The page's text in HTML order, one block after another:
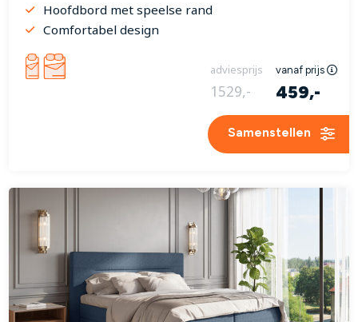
Hoofdbord met speelse rand
Comfortabel design
adviesprijs vanaf prijs
1529,- 459,-
Samenstellen